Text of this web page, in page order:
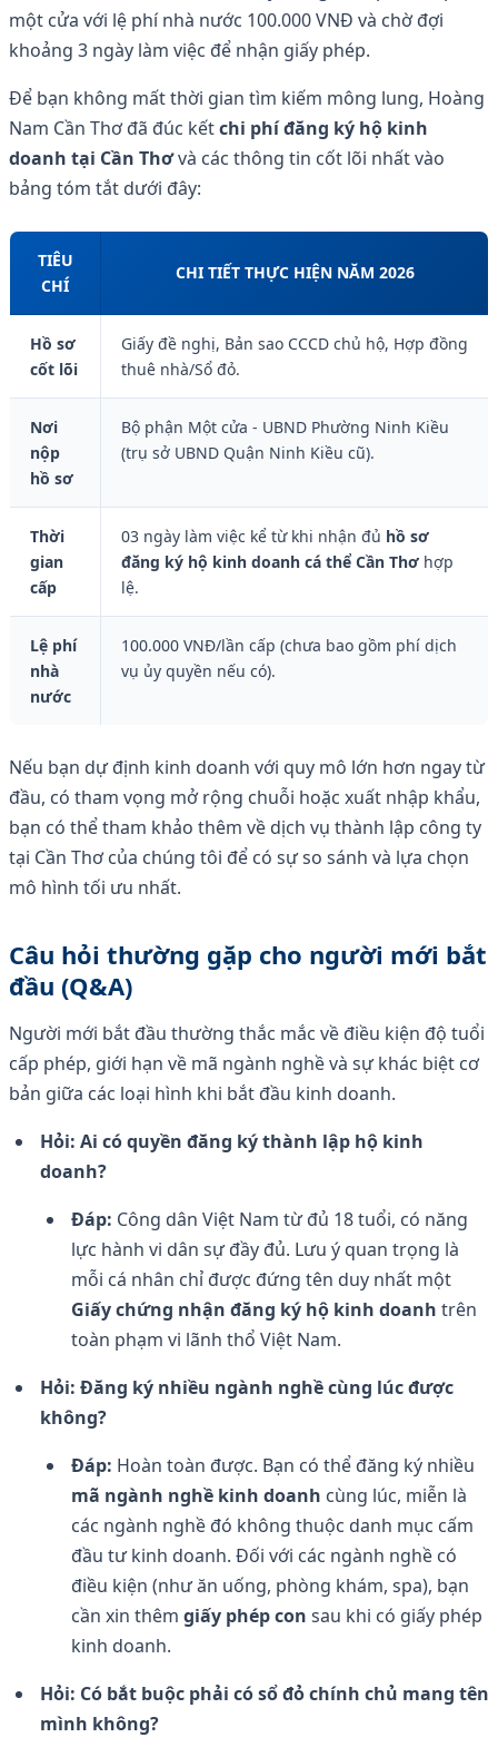
một cửa với lệ phí nhà nước 100.000 VNĐ và chờ đợi
khoảng 3 ngày làm việc để nhận giấy phép.
Để bạn không mất thời gian tìm kiếm mông lung, Hoàng
Nam Cần Thơ đã đúc kếtchi phí đăng ký hộ kinh
doanh tại Cần Thơvà các thông tin cốt lõi nhất vào
bảng tóm tắt dưới đây:
TIÊU
CHÍ
CHI TIẾT THỰC HIỆN NĂM 2026
Hồ sơ
cốt lõi
Giấy đề nghị, Bản sao CCCD chủ hộ, Hợp đồng
thuê nhà/Sổ đỏ.
Nơi
nộp
hồ sơ
Bộ phận Một cửa - UBND Phường Ninh Kiều
(trụ sở UBND Quận Ninh Kiều cũ).
Thời
gian
cấp
03 ngày làm việc kể từ khi nhận đủ hồ sơ
đăng ký hộ kinh doanh cá thể Cần Thơ hợp
lệ.
Lệ phí
nhà
nước
100.000 VNĐ/lần cấp (chưa bao gồm phí dịch
vụ ủy quyền nếu có).
Nếu bạn dự định kinh doanh với quy mô lớn hơn ngay từ
đầu, có tham vọng mở rộng chuỗi hoặc xuất nhập khẩu,
bạn có thể tham khảo thêm về dịch vụ thành lập công ty
tại Cần Thơ của chúng tôi để có sự so sánh và lựa chọn
mô hình tối ưu nhất.
Câu hỏi thường gặp cho người mới bắt
đầu (Q&A)
Người mới bắt đầu thường thắc mắc về điều kiện độ tuổi
cấp phép, giới hạn về mã ngành nghề và sự khác biệt cơ
bản giữa các loại hình khi bắt đầu kinh doanh.
Hỏi: Ai có quyền đăng ký thành lập hộ kinh
doanh?
Đáp: Công dân Việt Nam từ đủ 18 tuổi, có năng
lực hành vi dân sự đầy đủ. Lưu ý quan trọng là
mỗi cá nhân chỉ được đứng tên duy nhất một
Giấy chứng nhận đăng ký hộ kinh doanh trên
toàn phạm vi lãnh thổ Việt Nam.
Hỏi: Đăng ký nhiều ngành nghề cùng lúc được
không?
Đáp: Hoàn toàn được. Bạn có thể đăng ký nhiều
mã ngành nghề kinh doanh cùng lúc, miễn là
các ngành nghề đó không thuộc danh mục cấm
đầu tư kinh doanh. Đối với các ngành nghề có
điều kiện (như ăn uống, phòng khám, spa), bạn
cần xin thêm giấy phép con sau khi có giấy phép
kinh doanh.
Hỏi: Có bắt buộc phải có sổ đỏ chính chủ mang tên
mình không?